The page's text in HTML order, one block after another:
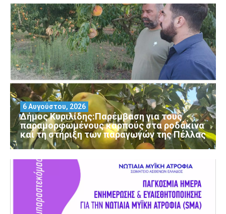
Δήμος Κυριλίδης:Παρέμβαση για τους
παραμορφωμένους καρπούς στα ροδάκινα
και τη στήριξη των παραγωγών της Πέλλας
6 Αυγούστου, 2026